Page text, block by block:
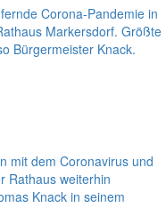
Corona-Pandemie in
Markersdorf. Größte
Bürgermeister Knack.
mit dem Coronavirus und
Rathaus weiterhin
Knack in seinem